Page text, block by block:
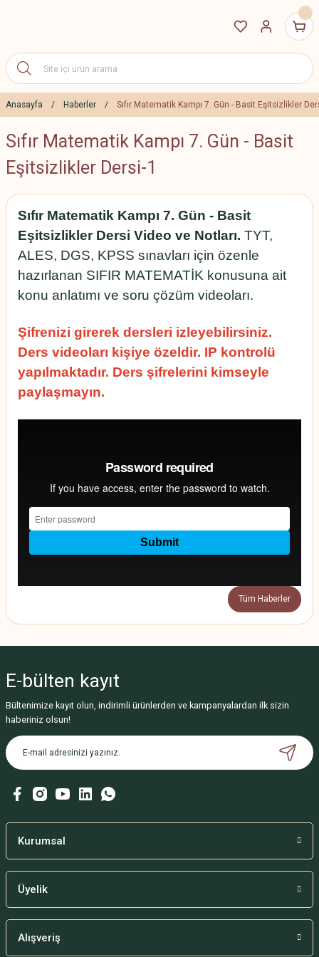
Anasayfa Haberler Sıfır Matematik Kampı 7. Gün - Basit Eşitsizlikler
Sıfır Matematik Kampı 7. Gün - Basit
Eşitsizlikler Dersi-1
Sıfır Matematik Kampı 7. Gün - Basit
Eşitsizlikler Dersi Video ve Notları. TYT,
ALES, DGS, KPSS sınavları için özenle
hazırlanan SIFIR MATEMATİK konusuna ait
konu anlatımı ve soru çözüm videoları.
Şifrenizi girerek dersleri izleyebilirsiniz.
Ders videoları kişiye özeldir. IP kontrolü
yapılmaktadır. Ders şifrelerini kimseyle
paylaşmayın.
Tüm Haberler
E-bülten kayıt
Bültenimize kayıt olun, indirimli ürünlerden ve kampanyalardan ilk sizin
haberiniz olsun!
Kurumsal
Üyelik
Alışveriş